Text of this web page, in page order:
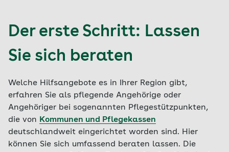
Der erste Schritt: Lassen
Sie sich beraten
Welche Hilfsangebote es in Ihrer Region gibt,
erfahren Sie als pflegende Angehörige oder
Angehöriger bei sogenannten Pflegestützpunkten,
die von Kommunen und Pflegekassen
deutschlandweit eingerichtet worden sind. Hier
können Sie sich umfassend beraten lassen. Die